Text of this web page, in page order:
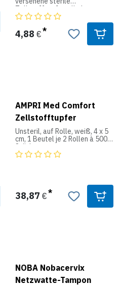
Zellstofftupferrolle lassen
sich die Tupfer praktisch
4,88 €
AMPRI Med Comfort
Zellstofftupfer
Unsteril, auf Rolle, weiß, 4 x 5
cm, 1 Beutel je 2 Rollen à 500
Stück
38,87 €
NOBA Nobacervix
Netzwatte-Tampon